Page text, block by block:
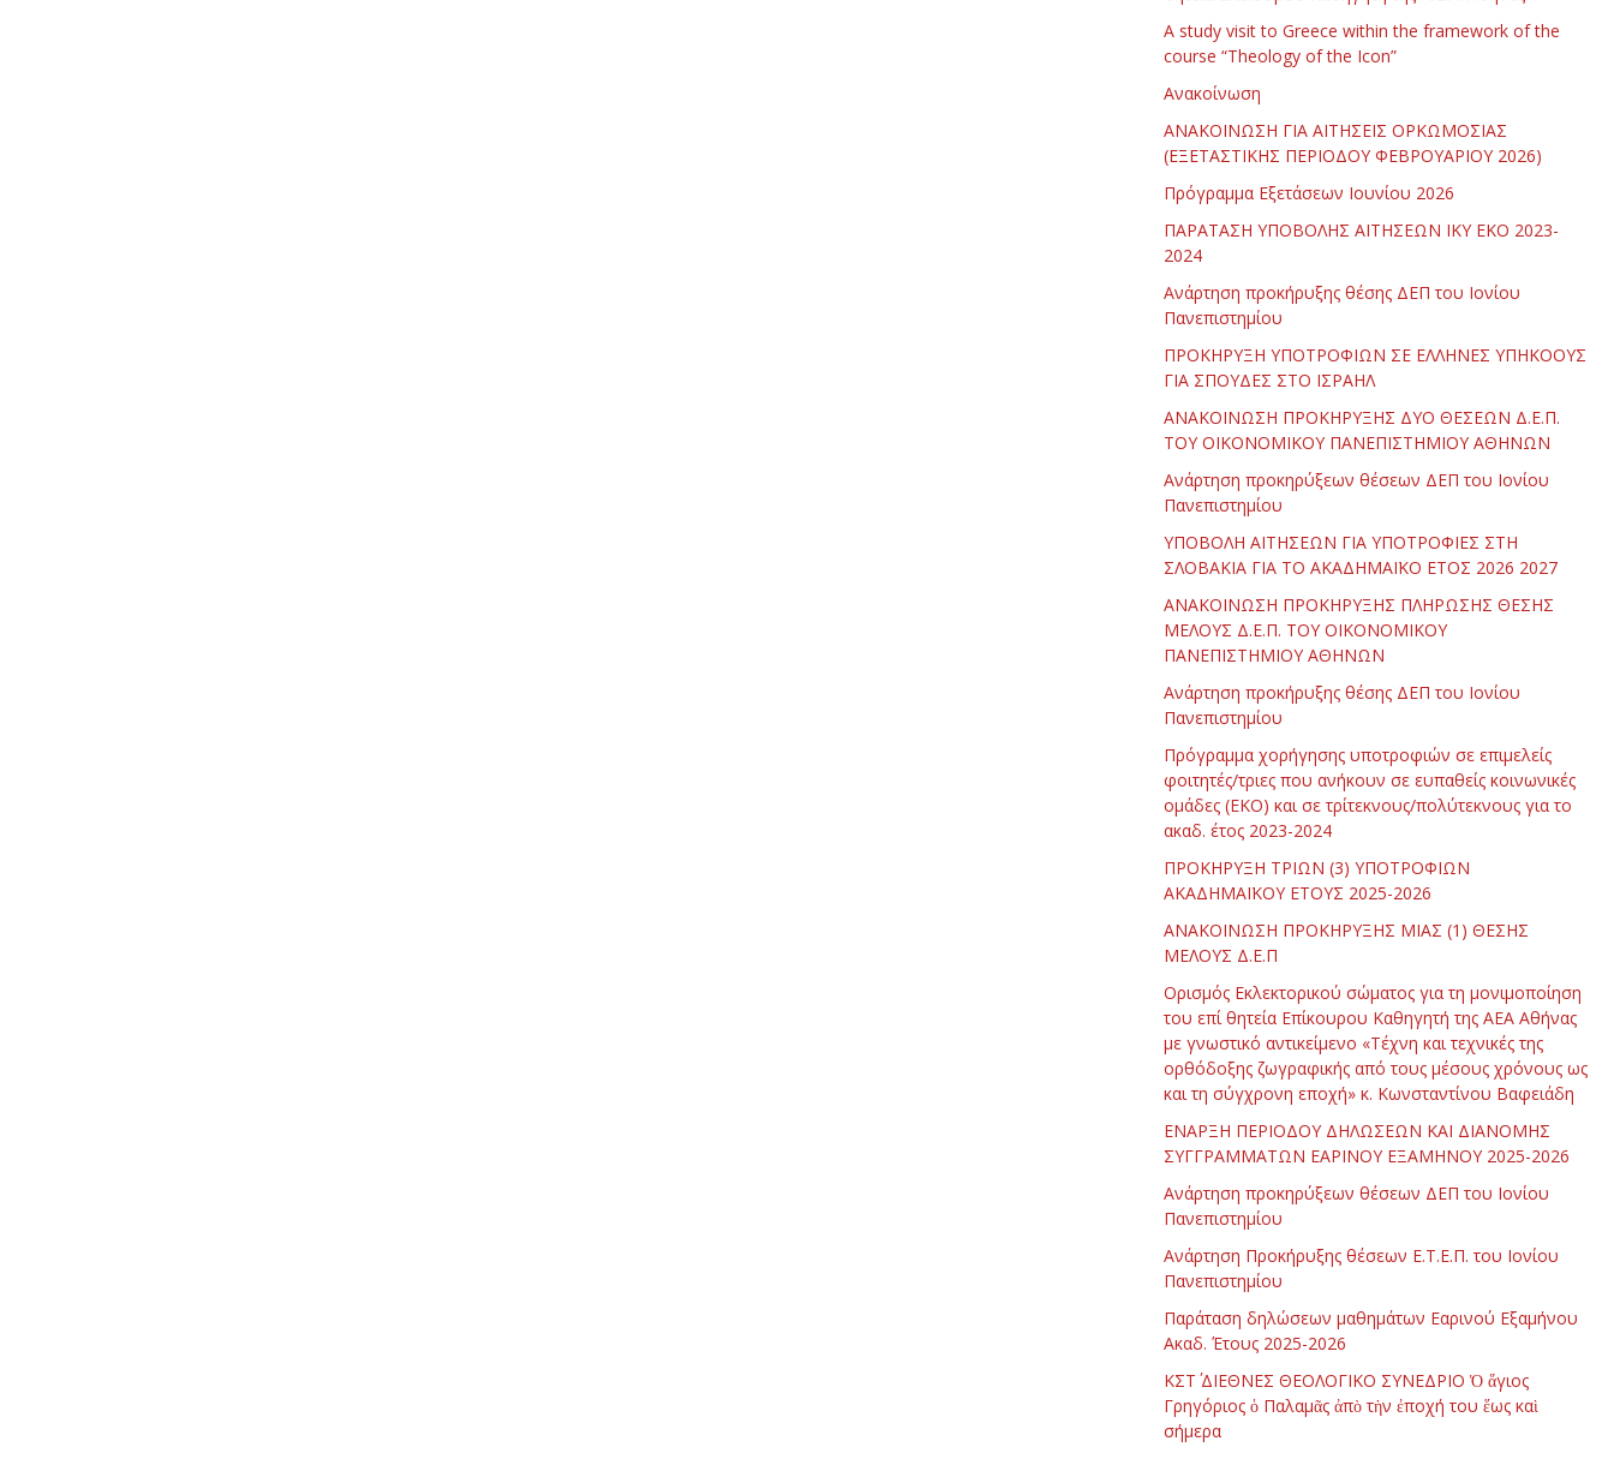
Α study visit to Greece within the framework of the
course “Theology of the Icon”
Ανακοίνωση
ΑΝΑΚΟΙΝΩΣΗ ΓΙΑ ΑΙΤΗΣΕΙΣ ΟΡΚΩΜΟΣΙΑΣ
(ΕΞΕΤΑΣΤΙΚΗΣ ΠΕΡΙΟΔΟΥ ΦΕΒΡΟΥΑΡΙΟΥ 2026)
Πρόγραμμα Εξετάσεων Ιουνίου 2026
ΠΑΡΑΤΑΣΗ ΥΠΟΒΟΛΗΣ ΑΙΤΗΣΕΩΝ ΙΚΥ ΕΚΟ 2023-
2024
Ανάρτηση προκήρυξης θέσης ΔΕΠ του Ιονίου
Πανεπιστημίου
ΠΡΟΚΗΡΥΞΗ ΥΠΟΤΡΟΦΙΩΝ ΣΕ ΕΛΛΗΝΕΣ ΥΠΗΚΟΟΥΣ
ΓΙΑ ΣΠΟΥΔΕΣ ΣΤΟ ΙΣΡΑΗΛ
ΑΝΑΚΟΙΝΩΣΗ ΠΡΟΚΗΡΥΞΗΣ ΔΥΟ ΘΕΣΕΩΝ Δ.Ε.Π.
ΤΟΥ ΟΙΚΟΝΟΜΙΚΟΥ ΠΑΝΕΠΙΣΤΗΜΙΟΥ ΑΘΗΝΩΝ
Ανάρτηση προκηρύξεων θέσεων ΔΕΠ του Ιονίου
Πανεπιστημίου
ΥΠΟΒΟΛΗ ΑΙΤΗΣΕΩΝ ΓΙΑ ΥΠΟΤΡΟΦΙΕΣ ΣΤΗ
ΣΛΟΒΑΚΙΑ ΓΙΑ ΤΟ ΑΚΑΔΗΜΑΪΚΟ ΕΤΟΣ 2026 2027
ΑΝΑΚΟΙΝΩΣΗ ΠΡΟΚΗΡΥΞΗΣ ΠΛΗΡΩΣΗΣ ΘΕΣΗΣ
ΜΕΛΟΥΣ Δ.Ε.Π. ΤΟΥ ΟΙΚΟΝΟΜΙΚΟΥ
ΠΑΝΕΠΙΣΤΗΜΙΟΥ ΑΘΗΝΩΝ
Ανάρτηση προκήρυξης θέσης ΔΕΠ του Ιονίου
Πανεπιστημίου
Πρόγραμμα χορήγησης υποτροφιών σε επιμελείς
φοιτητές/τριες που ανήκουν σε ευπαθείς κοινωνικές
ομάδες (ΕΚΟ) και σε τρίτεκνους/πολύτεκνους για το
ακαδ. έτος 2023-2024
ΠΡΟΚΗΡΥΞΗ ΤΡΙΩΝ (3) ΥΠΟΤΡΟΦΙΩΝ
ΑΚΑΔΗΜΑΪΚΟΥ ΕΤΟΥΣ 2025-2026
ΑΝΑΚΟΙΝΩΣΗ ΠΡΟΚΗΡΥΞΗΣ ΜΙΑΣ (1) ΘΕΣΗΣ
ΜΕΛΟΥΣ Δ.Ε.Π
Ορισμός Εκλεκτορικού σώματος για τη μονιμοποίηση
του επί θητεία Επίκουρου Καθηγητή της ΑΕΑ Αθήνας
με γνωστικό αντικείμενο «Τέχνη και τεχνικές της
ορθόδοξης ζωγραφικής από τους μέσους χρόνους ως
και τη σύγχρονη εποχή» κ. Κωνσταντίνου Βαφειάδη
ΕΝΑΡΞΗ ΠΕΡΙΟΔΟΥ ΔΗΛΩΣΕΩΝ ΚΑΙ ΔΙΑΝΟΜΗΣ
ΣΥΓΓΡΑΜΜΑΤΩΝ ΕΑΡΙΝΟΥ ΕΞΑΜΗΝΟΥ 2025-2026
Ανάρτηση προκηρύξεων θέσεων ΔΕΠ του Ιονίου
Πανεπιστημίου
Ανάρτηση Προκήρυξης θέσεων Ε.Τ.Ε.Π. του Ιονίου
Πανεπιστημίου
Παράταση δηλώσεων μαθημάτων Εαρινού Εξαμήνου
Ακαδ. Έτους 2025-2026
ΚΣΤ΄ ΔΙΕΘΝΕΣ ΘΕΟΛΟΓΙΚΟ ΣΥΝΕΔΡΙΟ Ὁ ἅγιος
Γρηγόριος ὁ Παλαμᾶς ἀπὸ τὴν ἐποχή του ἕως καὶ
σήμερα